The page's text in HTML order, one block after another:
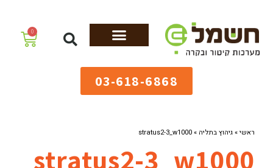
0
03-618-6868
ראשי»גיהוץ בתליה »
stratus2-3_w1000
stratus2-3_w1000